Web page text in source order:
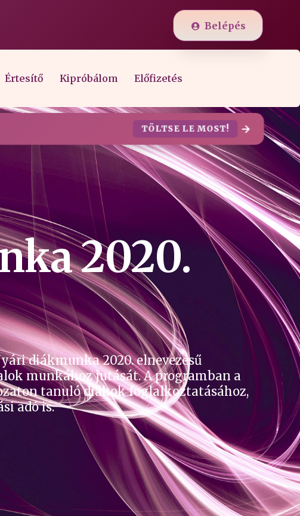
Belépés
Értesítő Kipróbálom Előfizetés
TÖLTSE LE MOST!
2020.
diákmunka 2020. elnevezésű
munkához jutását. A programban a
tanuló diákok foglalkoztatásához,
adó is.